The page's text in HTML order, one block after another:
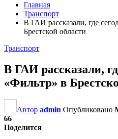
Главная
Транспорт
В ГАИ рассказали, где
Брестской области
Транспорт
В ГАИ рассказали,
«Фильтр» в
Автор admin Опубликовано
66
Поделится